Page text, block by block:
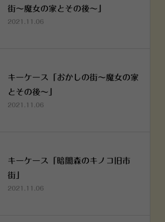
街～魔女の家とその後～」
2021.11.06
キーケース「おかしの街～魔女の家
とその後～」
2021.11.06
キーケース「暗闇森のキノコ旧市
街」
2021.11.06